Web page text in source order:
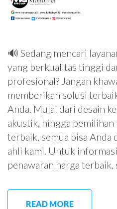
🔊 Sedang mencari
yang berkualitas tinggi
profesional? Jangan
memberikan solusi
Anda. Mulai dari desain
akustik, hingga pemilihan
terbaik, semua bisa Anda
ahli kami. Untuk
penawaran harga terbaik,
READ MORE